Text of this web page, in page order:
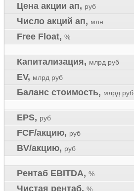
Цена акции ап, руб
Число акций ап, млн
Free Float, %
Капитализация, млрд руб
EV, млрд руб
Баланс стоимость, млрд руб
EPS, руб
FCF/акцию, руб
BV/акцию, руб
Рентаб EBITDA, %
Чистая рентаб, %